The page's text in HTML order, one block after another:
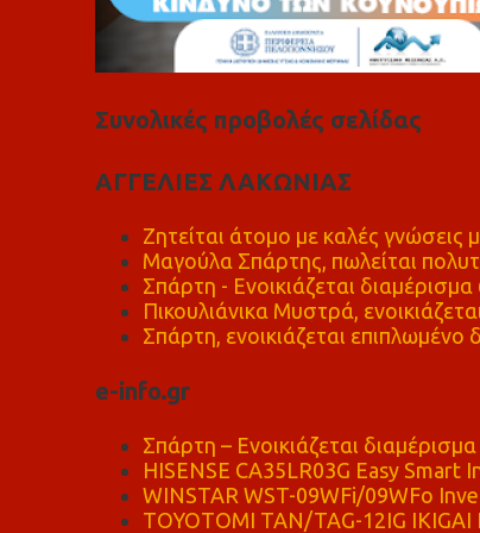
Συνολικές προβολές σελίδας
ΑΓΓΕΛΙΕΣ ΛΑΚΩΝΙΑΣ
Ζητείται άτομο με καλές γνώσεις
Μαγούλα Σπάρτης, πωλείται
Σπάρτη - Ενοικιάζεται διαμέρισμα
Πικουλιάνικα Μυστρά,
Σπάρτη, ενοικιάζεται επιπλωμένο
e-info.gr
Σπάρτη – Ενοικιάζεται
HISENSE CA35LR03G Easy Smart
WINSTAR WST-09WFi/09WFo
TOYOTOMI TAN/TAG-12IG